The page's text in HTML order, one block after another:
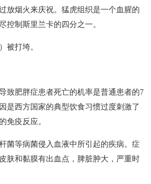
放烟火来庆祝。猛虎组织是一个血腥的
控制斯里兰卡的四分之一。
打垮。
肥胖症患者死亡的机率是普通患者的7
是西方国家的典型饮食习惯过度刺激了
免疫反应。
等病菌侵入血液中所引起的疾病。症
肤和黏膜有出血点，脾脏肿大，严重时